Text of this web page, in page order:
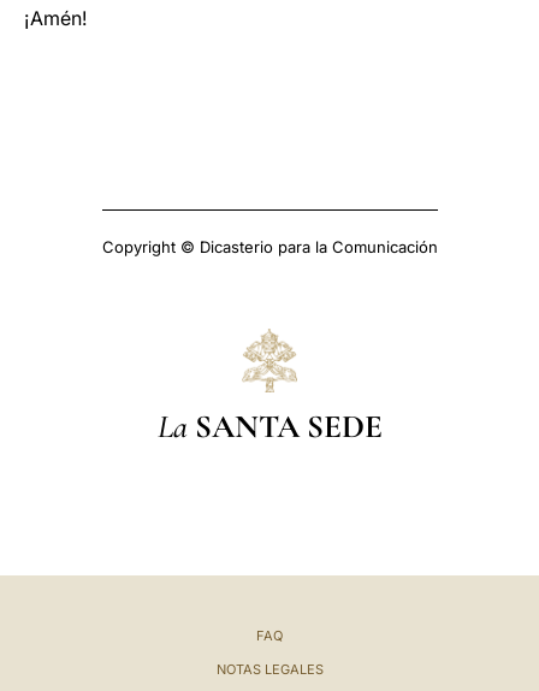
¡Amén!
Copyright © Dicasterio para la Comunicación
La SANTA SEDE
FAQ
NOTAS LEGALES